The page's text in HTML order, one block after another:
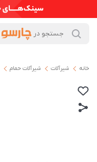
خانه شیرآلات شیرآلات حمام